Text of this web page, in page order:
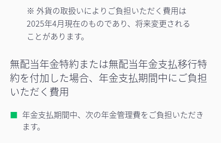
※ 外貨の取扱いによりご負担いただく費用は
2025年4月現在のものであり、将来変更される
ことがあります。
無配当年金特約または無配当年金支払移行特
約を付加した場合、年金支払期間中にご負担
いただく費用
年金支払期間中、次の年金管理費をご負担いただき
ます。